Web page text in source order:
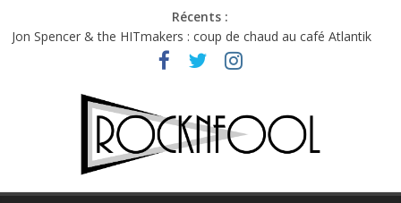
Récents :
Jon Spencer & the HITmakers : coup de chaud au café Atlantik
Hellfest 2026 vendredi : température et émotions en hausse
Hellfest 2026 jeudi : impossible de choisir entre chaleur et bonne
Première édition du Midgard Festival : entre bière, métal et
Charlie Puth à l’Olympia : la leçon de pop du Professeur Puth